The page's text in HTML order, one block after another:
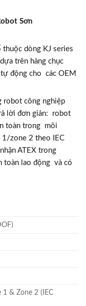
Sơn
dòng KJ series
trên hàng chục
tự động cho các OEM
robot công nghiệp
lời đơn giản: robot
toàn trong môi
1/zone 2 theo IEC
ATEX trong
toàn lao động và có
1 & Zone 2 (IEC